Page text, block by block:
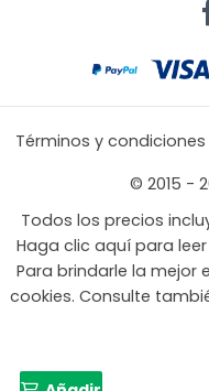
Términos y condiciones
© 2015 -
Todos los precios
Haga clic aquí para
Para brindarle la mejor
cookies. Consulte